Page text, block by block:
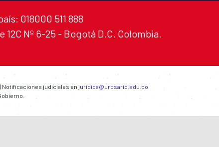
018000 511 888
Nº 6-25 - Bogotá D.C. Colombia.
| Notificaciones judiciales en juridica@urosario.edu.co